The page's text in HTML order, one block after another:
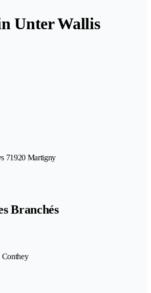
Unter Wallis
71920 Martigny
Branchés
Conthey